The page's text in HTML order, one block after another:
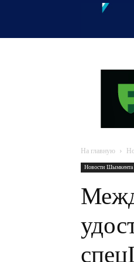
На главную
Новости Шымкента